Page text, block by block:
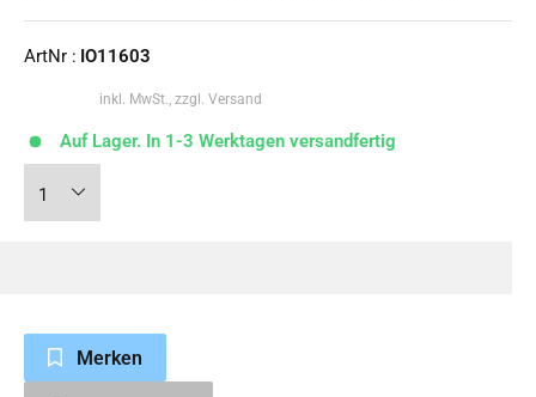
ArtNr : IO11603
inkl. MwSt., zzgl. Versand
Auf Lager. In 1-3 Werktagen versandfertig
Merken